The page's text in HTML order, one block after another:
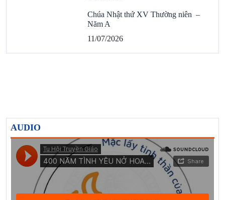
Chúa Nhật thứ XV Thường niên –
Năm A
11/07/2026
AUDIO